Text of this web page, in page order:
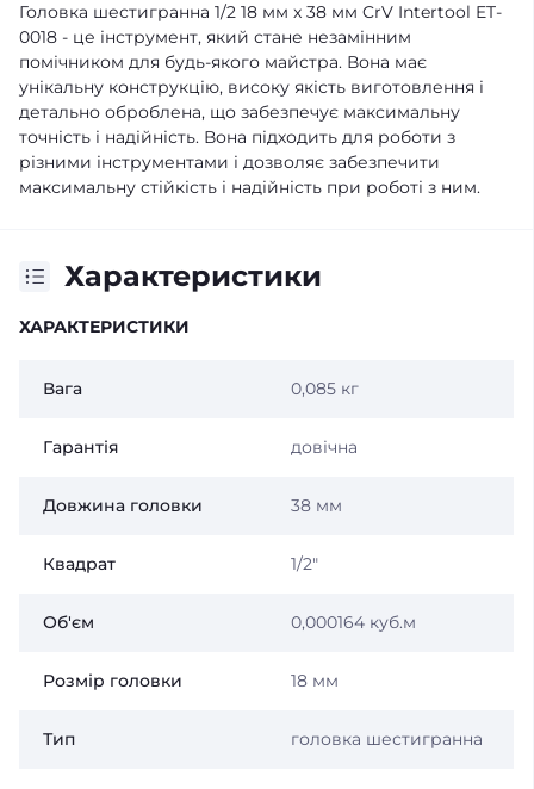
Головка шестигранна 1/2 18 мм x 38 мм CrV Intertool ET-
0018 - це інструмент, який стане незамінним
помічником для будь-якого майстра. Вона має
унікальну конструкцію, високу якість виготовлення і
детально оброблена, що забезпечує максимальну
точність і надійність. Вона підходить для роботи з
різними інструментами і дозволяє забезпечити
максимальну стійкість і надійність при роботі з ним.
Характеристики
ХАРАКТЕРИСТИКИ
Вага 0,085 кг
Гарантія довічна
Довжина головки 38 мм
Квадрат 1/2"
Об'єм 0,000164 куб.м
Розмір головки 18 мм
Тип головка шестигранна